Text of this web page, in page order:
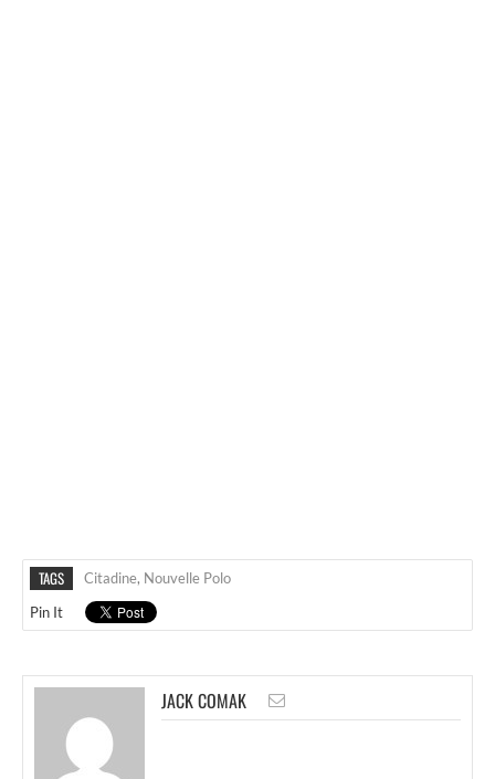
TAGS Citadine, Nouvelle Polo
Pin It
JACK COMAK